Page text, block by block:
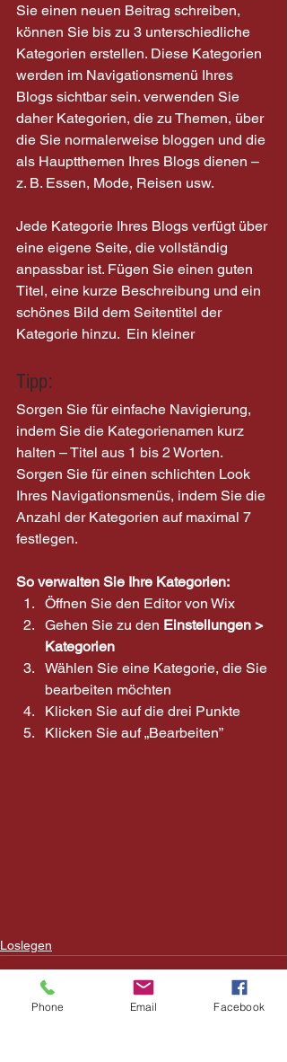
Sie einen neuen Beitrag schreiben,
können Sie bis zu 3 unterschiedliche
Kategorien erstellen. Diese Kategorien
werden im Navigationsmenü Ihres
Blogs sichtbar sein. verwenden Sie
daher Kategorien, die zu Themen, über
die Sie normalerweise bloggen und die
als Hauptthemen Ihres Blogs dienen –
z. B. Essen, Mode, Reisen usw.
Jede Kategorie Ihres Blogs verfügt über
eine eigene Seite, die vollständig
anpassbar ist. Fügen Sie einen guten
Titel, eine kurze Beschreibung und ein
schönes Bild dem Seitentitel der
Kategorie hinzu.  Ein kleiner
Tipp:
Sorgen Sie für einfache Navigierung,
indem Sie die Kategorienamen kurz
halten – Titel aus 1 bis 2 Worten.
Sorgen Sie für einen schlichten Look
Ihres Navigationsmenüs, indem Sie die
Anzahl der Kategorien auf maximal 7
festlegen.
So verwalten Sie Ihre Kategorien:
Öffnen Sie den Editor von Wix
Gehen Sie zu den Einstellungen >
Kategorien
Wählen Sie eine Kategorie, die Sie
bearbeiten möchten
Klicken Sie auf die drei Punkte
Klicken Sie auf „Bearbeiten”
Loslegen
Phone Email Facebook